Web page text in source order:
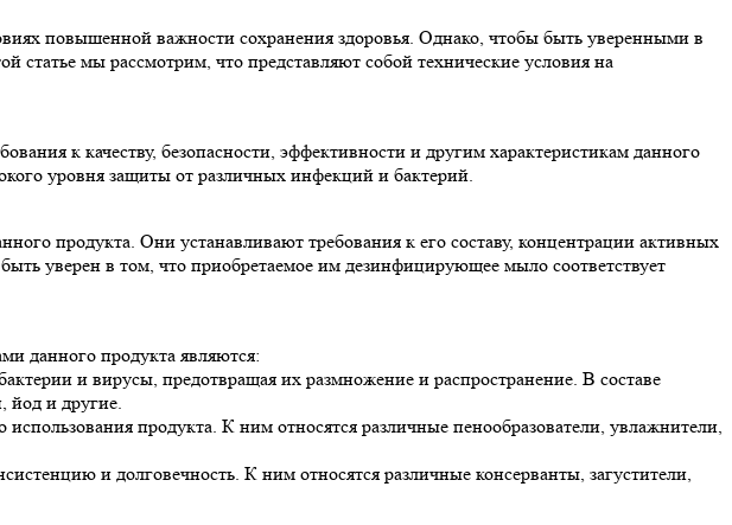
повышенной важности сохранения здоровья. Однако, чтобы быть уверенными в
статье мы рассмотрим, что представляют собой технические условия на
к качеству, безопасности, эффективности и другим характеристикам данного
уровня защиты от различных инфекций и бактерий.
продукта. Они устанавливают требования к его составу, концентрации активных
уверен в том, что приобретаемое им дезинфицирующее мыло соответствует
данного продукта являются:
и вирусы, предотвращая их размножение и распространение. В составе
йод и другие.
продукта. К ним относятся различные пенообразователи, увлажнители,
и долговечность. К ним относятся различные консерванты, загустители,